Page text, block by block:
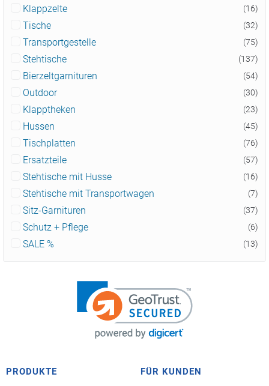
Klappzelte (16)
Tische (32)
Transportgestelle (75)
Stehtische (137)
Bierzeltgarnituren (54)
Outdoor (30)
Klapptheken (23)
Hussen (45)
Tischplatten (76)
Ersatzteile (57)
Stehtische mit Husse (16)
Stehtische mit Transportwagen (7)
Sitz-Garnituren (37)
Schutz + Pflege (6)
SALE % (13)
PRODUKTE FÜR KUNDEN